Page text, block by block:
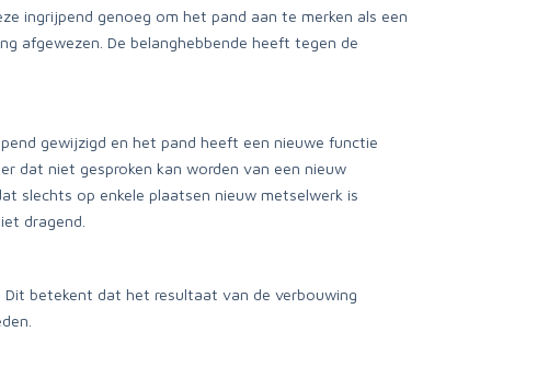
ingrijpend genoeg om het pand aan te merken als een
afgewezen. De belanghebbende heeft tegen de
gewijzigd en het pand heeft een nieuwe functie
dat niet gesproken kan worden van een nieuw
slechts op enkele plaatsen nieuw metselwerk is
dragend.
betekent dat het resultaat van de verbouwing